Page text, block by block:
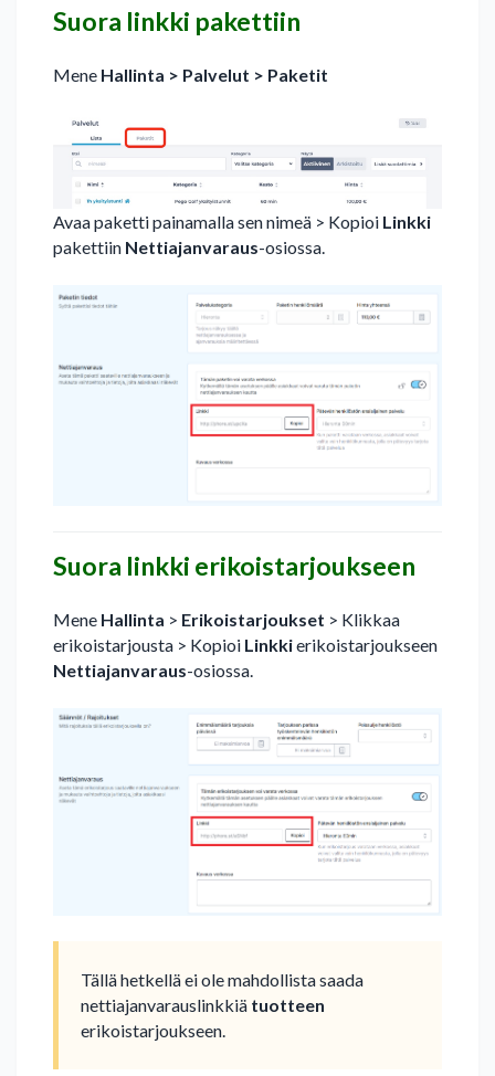
Suora linkki pakettiin
Mene Hallinta > Palvelut > Paketit
Avaa paketti painamalla sen nimeä > Kopioi Linkki
pakettiin Nettiajanvaraus-osiossa.
Suora linkki erikoistarjoukseen
Mene Hallinta > Erikoistarjoukset > Klikkaa
erikoistarjousta > Kopioi Linkkierikoistarjoukseen
Nettiajanvaraus-osiossa.
Tällä hetkellä ei ole mahdollista saada
nettiajanvarauslinkkiä tuotteen
erikoistarjoukseen.